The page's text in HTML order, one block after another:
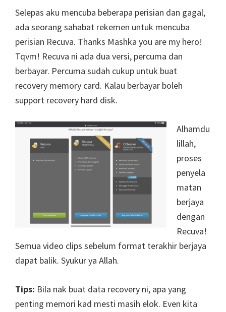
Selepas aku mencuba beberapa perisian dan gagal,
ada seorang sahabat rekemen untuk mencuba
perisian Recuva. Thanks Mashka you are my hero!
Tqvm! Recuva ni ada dua versi, percuma dan
berbayar. Percuma sudah cukup untuk buat
recovery memory card. Kalau berbayar boleh
support recovery hard disk.
Alhamdu
lillah,
proses
penyela
matan
berjaya
dengan
Recuva!
Semua video clips sebelum format terakhir berjaya
dapat balik. Syukur ya Allah.
Tips: Bila nak buat data recovery ni, apa yang
penting memori kad mesti masih elok. Even kita